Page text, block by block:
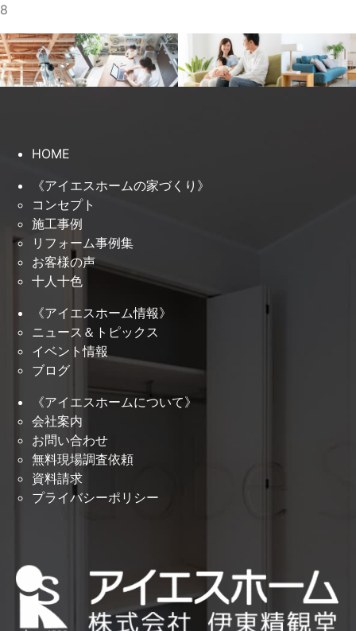
8
HOME
《アイエスホームの家づくり》
コンセプト
施工事例
リフォーム事例集
お客様の声
十人十色
《アイエスホーム情報》
ニュース＆トピックス
イベント情報
ブログ
《アイエスホームについて》
会社案内
お問い合わせ
無料現場調査依頼
資料請求
プライバシーポリシー